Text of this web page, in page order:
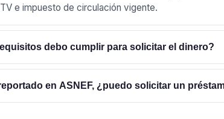
e impuesto de circulación vigente.
debo cumplir para solicitar el dinero?
en ASNEF, ¿puedo solicitar un